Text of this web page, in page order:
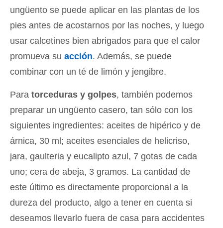
ungüento se puede aplicar en las plantas de los
pies antes de acostarnos por las noches, y luego
usar calcetines bien abrigados para que el calor
promueva su acción. Además, se puede
combinar con un té de limón y jengibre.
Para torceduras y golpes, también podemos
preparar un ungüento casero, tan sólo con los
siguientes ingredientes: aceites de hipérico y de
árnica, 30 ml; aceites esenciales de helicriso,
jara, gaulteria y eucalipto azul, 7 gotas de cada
uno; cera de abeja, 3 gramos. La cantidad de
este último es directamente proporcional a la
dureza del producto, algo a tener en cuenta si
deseamos llevarlo fuera de casa para accidentes